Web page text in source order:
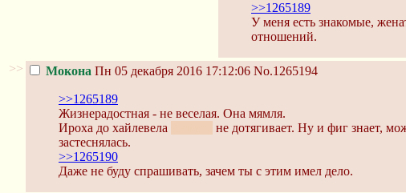
>>1265189
У меня есть знакомые,
отношений.
>> Мокона Пн 05 декабря 2016 17:12:06 No.1265194
>>1265189
Жизнерадостная - не веселая. Она мямля.
Ироха до хайлевела
не дотягивает. Ну и фиг знает,
застеснялась.
>>1265190
Даже не буду спрашивать, зачем ты с этим имел дело.